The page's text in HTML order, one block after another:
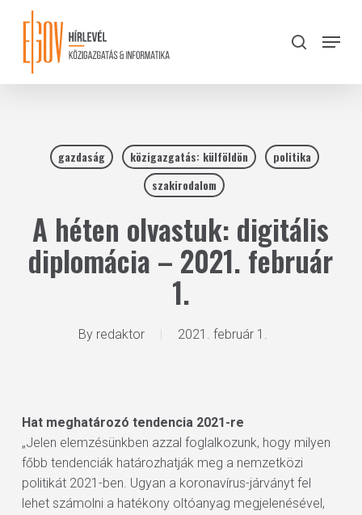
content
search
Menu
gazdaság közigazgatás: külföldön
politika
szakirodalom
A héten olvastuk: digitális
diplomácia – 2021. február
1.
By redaktor 2021. február 1.
Hat meghatározó tendencia 2021-re
„Jelen elemzésünkben azzal foglalkozunk, hogy milyen
főbb tendenciák határozhatják meg a nemzetközi
politikát 2021-ben. Ugyan a koronavírus-járványt fel
lehet számolni a hatékony oltóanyag megjelenésével,
Close